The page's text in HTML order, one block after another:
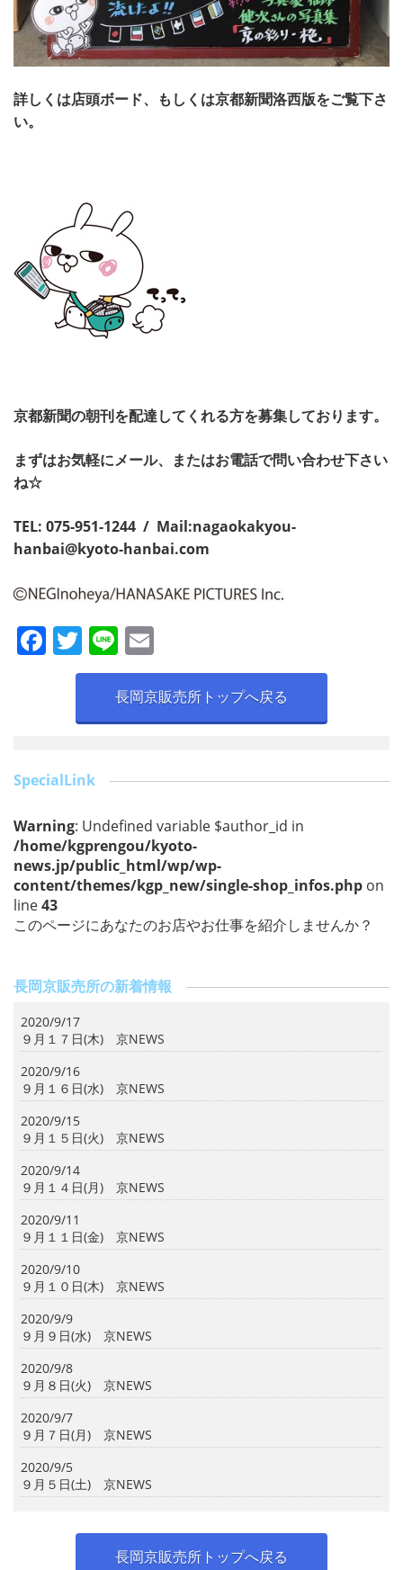
詳しくは店頭ボード、もしくは京都新聞洛西版をご覧下さ
い。
京都新聞の朝刊を配達してくれる方を募集しております。
まずはお気軽にメール、またはお電話で問い合わせ下さい
ね☆
TEL: 075-951-1244 / Mail:nagaokakyou-
hanbai@kyoto-hanbai.com
F
o
o
k
T
w
er
Li
n
e
m
ai
l
長岡京販売所トップへ戻る
SpecialLink
Warning: Undefined variable $author_id in
/home/kgprengou/kyoto-
news.jp/public_html/wp/wp-
content/themes/kgp_new/single-shop_infos.php on
line43
このページにあなたのお店やお仕事を紹介しませんか？
長岡京販売所の新着情報
2020/9/17
９月１７日(木) 京NEWS
2020/9/16
９月１６日(水) 京NEWS
2020/9/15
９月１５日(火) 京NEWS
2020/9/14
９月１４日(月) 京NEWS
2020/9/11
９月１１日(金) 京NEWS
2020/9/10
９月１０日(木) 京NEWS
2020/9/9
９月９日(水) 京NEWS
2020/9/8
９月８日(火) 京NEWS
2020/9/7
９月７日(月) 京NEWS
2020/9/5
９月５日(土) 京NEWS
長岡京販売所トップへ戻る